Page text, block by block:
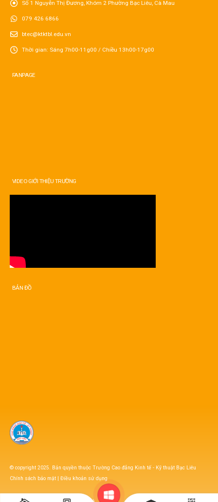
Số 1 Nguyễn Thị Đương, Khóm 2 Phường Bạc Liêu, Cà Mau
079 426 6866
btec@ktktbl.edu.vn
Thời gian: Sáng 7h00-11g00 / Chiều 13h00-17g00
FANPAGE
VIDEO GIỚI THIỆU TRƯỜNG
BẢN ĐỒ
© copyright 2025. Bản quyền thuộc Trường Cao đẳng Kinh tế - Kỹ thuật Bạc Liêu
Chính sách bảo mật
Điều khoản sử dụng